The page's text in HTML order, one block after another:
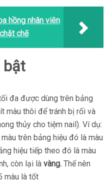
hồng nhân viên
chẽ
bật
đa được dùng trên bảng
màu thôi để tránh bị rối và
thủy cho tiệm nail). Ví dụ:
trên bảng hiệu đó là màu
hiệu tiếp theo đó là màu
còn lại là vàng. Thế nên
màu là tốt